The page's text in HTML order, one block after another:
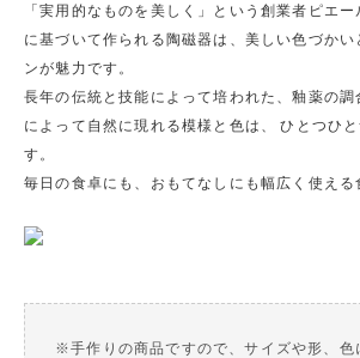
「実用的なものを美しく」という創業者ピエ
に基づいて作られる陶磁器は、美しい色づかい
ンが魅力です。
長年の伝統と技能によって培われた、釉薬の
によって自然に現れる模様と色は、 ひとつひ
す。
毎日の食卓にも、おもてなしにも幅広く使える
※手作りの商品ですので、サイズや形、色